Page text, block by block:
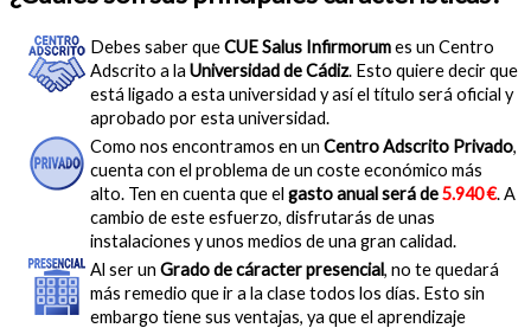
Debes saber queCUE Salus Infirmorumes un Centro
Adscrito a la Universidad de Cádiz. Esto quiere decir que
está ligado a esta universidad y así el título será oficial y
aprobado por esta universidad.
Como nos encontramos en un Centro Adscrito Privado,
cuenta con el problema de un coste económico más
alto. Ten en cuenta que el gasto anual será de5.940 €. A
cambio de este esfuerzo, disfrutarás de unas
instalaciones y unos medios de una gran calidad.
Al ser un Grado de cáracter presencial, no te quedará
más remedio que ir a la clase todos los días. Esto sin
embargo tiene sus ventajas, ya que el aprendizaje